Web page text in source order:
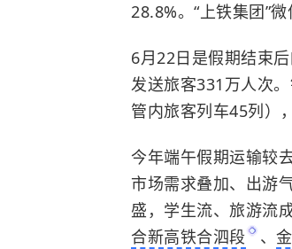
28.8%。“上铁集团”
6月22日是假期结束
发送旅客331万人次
管内旅客列车45列）
今年端午假期运输较
市场需求叠加、出游
盛，学生流、旅游流
合新高铁合泗段
、